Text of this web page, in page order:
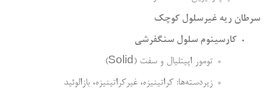
سرطان ریه غیرسلول کوچک
کارسینوم سلول سنگفرشی
تومور اپی­تلیال و سفت (Solid)
زیردسته‌­ها: کراتینیزه، غیرکراتینیزه، بازالوئید